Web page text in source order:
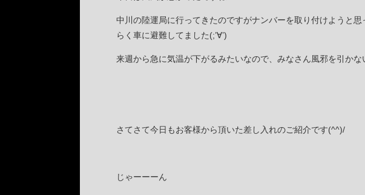
中川の陸運局に行ってきたのですがナンバーを取り付けようと
らく車に避難してました(;’∀’)
来週から急に気温が下がるみたいなので、みなさん風邪を引か
さてさて今日もお客様から頂いた差し入れのご紹介です(^^)/
じゃーーーん